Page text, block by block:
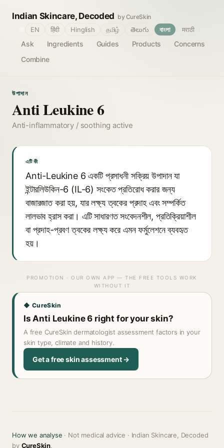
Indian Skincare, Decoded by CureSkin
Ask Ingredients Guides Products
Concerns
Combine
EN हिंदी Hinglish தமிழ் తెలుగు বাংলা मराठी
উপাদান
Anti Leukine 6
Anti-inflammatory / soothing active
এটি কী
Anti-Leukine 6 একটি প্রসাধনী সক্রিয় উপাদান যা
ইন্টারলিউকিন-6 (IL-6) সংকেত প্রতিরোধ করার জন্য
বাজারজাত করা হয়, যার লক্ষ্য ত্বকের প্রদাহ এবং সম্পর্কিত
লালভাব হ্রাস করা। এটি সাধারণত সংবেদনশীল, প্রতিক্রিয়াশীল
বা প্রদাহ-প্রবণ ত্বকের লক্ষ্য করে এমন ফর্মুলেশনে ব্যবহৃত
হয়।
PROMOTION · OUR OWN APP — THE FREE TOOLS WORK
WITHOUT IT
◆ CureSkin
Is Anti Leukine 6 right for your skin?
A free CureSkin dermatologist assessment factors in your
skin type, climate and history.
Get a free skin assessment →
How we analyse · Not medical advice · Indian Skincare, Decoded
by CureSkin.